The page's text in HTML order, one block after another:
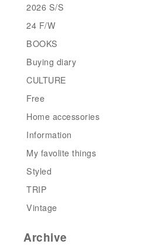
2026 S/S
24 F/W
BOOKS
Buying diary
CULTURE
Free
Home accessories
Information
My favolite things
Styled
TRIP
Vintage
Archive